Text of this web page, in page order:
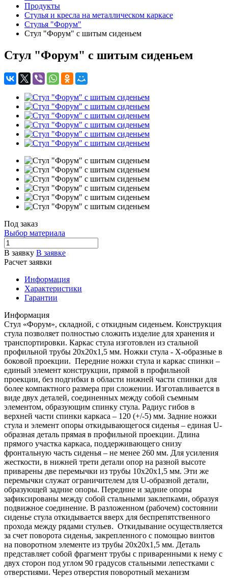
Продукты
Стулья и кресла на металлическом каркасе
Стулья "Форум"
Стул "Форум" с шитым сиденьем
Стул "Форум" с шитым сиденьем
Под заказ
Выбор материала
В заявку В заявке
Расчет заявки
Информация
Характеристики
Гарантии
Информация
Стул «Форум», складной, с откидным сиденьем. Конструкция
стула позволяет полностью сложить изделие для хранения и
транспортировки. Каркас стула изготовлен из стальной
профильной трубы 20х20х1,5 мм. Ножки стула - Х-образные в
боковой проекции. Передние ножки стула и каркас спинки –
единый элемент конструкции, прямой в профильной
проекции, без подгибки в области нижней части спинки для
более компактного размера при сложении. Изготавливается в
виде двух деталей, соединенных между собой съемным
элементом, образующим спинку стула. Радиус гибов в
верхней части спинки каркаса – 120 (+/-5) мм. Задние ножки
стула и элемент опоры откидывающегося сиденья – единая U-
образная деталь прямая в профильной проекции. Длина
прямого участка каркаса, поддерживающего снизу
фронтальную часть сиденья – не менее 260 мм. Для усиления
жесткости, в нижней трети детали опор на разной высоте
приварены две перемычки из трубы 10х20х1,5 мм. Эти же
перемычки служат ограничителем для U-образной детали,
образующей задние опоры. Передние и задние опоры
зафиксированы между собой стальными заклепками, образуя
подвижное соединение. В разложенном (рабочем) состоянии
сиденье стула откидывается вверх для беспрепятственного
прохода между рядами стульев. Откидывание осуществляется
за счет поворота сиденья, закрепленного с помощью винтов
на поворотном элементе из трубы 20х20х1,5 мм. Деталь
представляет собой фрагмент трубы с приваренными к нему с
двух сторон под углом 90 градусов стальными лепестками с
отверстиями. Через отверстия поворотный механизм